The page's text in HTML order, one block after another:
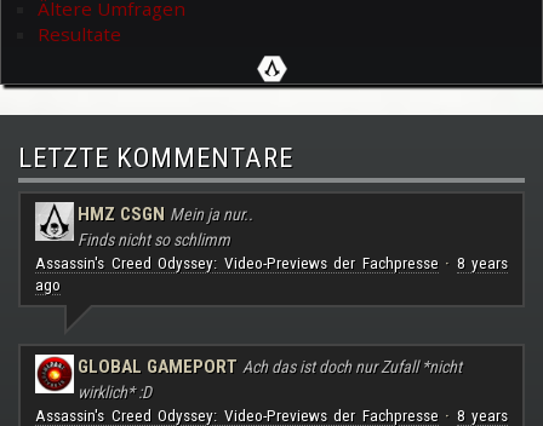
Ältere Umfragen
Resultate
LETZTE KOMMENTARE
HMZ CSGN Mein ja nur..
Finds nicht so schlimm
Assassin's Creed Odyssey: Video-Previews der Fachpresse· 8 years
ago
GLOBAL GAMEPORT Ach das ist doch nur Zufall *nicht
wirklich* :D
Assassin's Creed Odyssey: Video-Previews der Fachpresse· 8 years